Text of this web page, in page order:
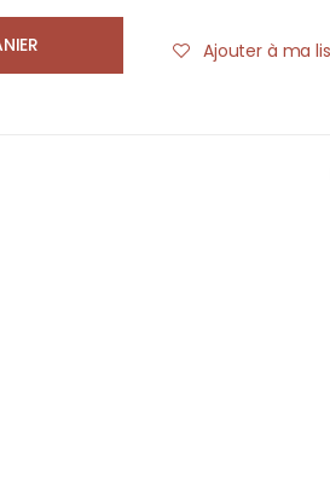
Ajouter à ma